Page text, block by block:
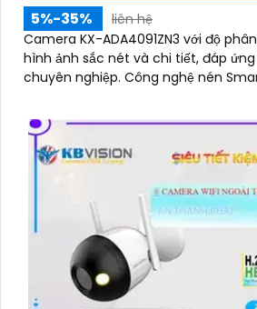
5%-35%
liên hệ
Camera KX-ADA4091ZN3 với độ
hình ảnh sắc nét và chi tiết, đáp
chuyên nghiệp. Công nghệ